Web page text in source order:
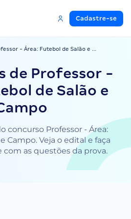
Cadastre-se
- Área: Futebol de Salão e ...
de Professor -
de Salão e
concurso Professor - Área:
Campo. Veja o edital e faça
as questões da prova.